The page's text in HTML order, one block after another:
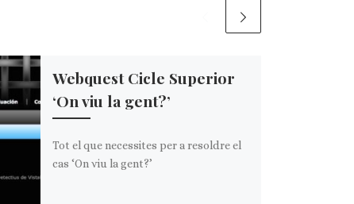
Webquest Cicle Superior
‘On viu la gent?’
Tot el que necessites per a resoldre el
cas ‘On viu la gent?’